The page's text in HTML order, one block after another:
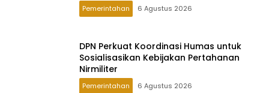
Pemerintahan 6 Agustus 2026
DPN Perkuat Koordinasi Humas untuk
Sosialisasikan Kebijakan Pertahanan
Nirmiliter
Pemerintahan 6 Agustus 2026